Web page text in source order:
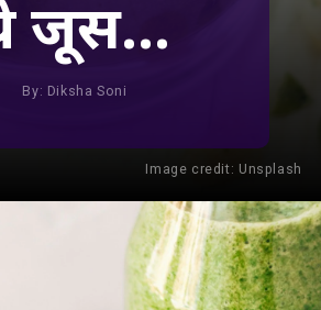
जूस...
By: Diksha Soni
Image credit: Unsplash